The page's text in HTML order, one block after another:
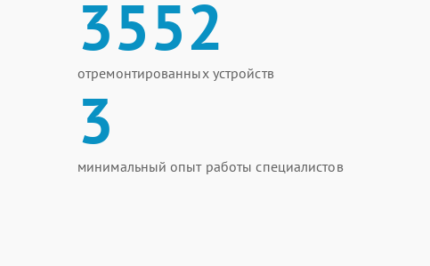
3552
отремонтированных устройств
3
минимальный опыт работы специалистов